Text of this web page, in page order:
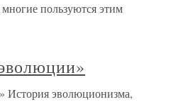
пользуются этим
История эволюционизма,